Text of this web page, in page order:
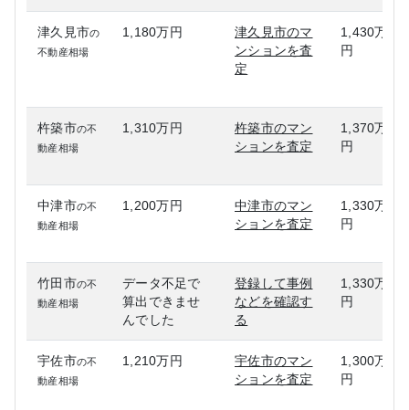
津久見市の
不動産相場
1,180万円
津久見市のマ
ンションを査
定
1,430万
円
杵築市の不
動産相場
1,310万円
杵築市のマン
ションを査定
1,370万
円
中津市の不
動産相場
1,200万円
中津市のマン
ションを査定
1,330万
円
竹田市の不
動産相場
データ不足で
算出できませ
んでした
登録して事例
などを確認す
る
1,330万
円
宇佐市の不
動産相場
1,210万円
宇佐市のマン
ションを査定
1,300万
円